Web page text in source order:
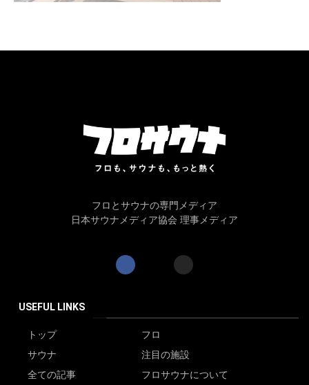
フロとサウナの専門メディア
日本サウナメディア協会 理事メディア
USEFUL LINKS
トップ
フロ
サウナ
注目の施設
全ての記事
フロサウナについて